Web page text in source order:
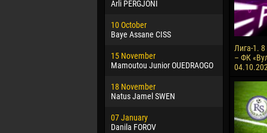
Arli PERGJONI
10 October
Baye Assane CISS
15 November
Mamoutou Junior OUEDRAOGO
18 November
Natus Jamel SWEN
07 January
Danila FOROV
02 March
Veaceslav
09 March
Emmanuel
Jayder
22 March
Samba
Лига-1.
– ФК